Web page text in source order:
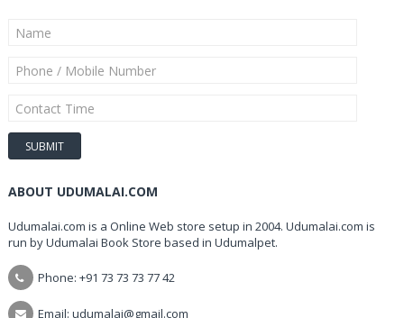
ABOUT UDUMALAI.COM
Udumalai.com is a Online Web store setup in 2004. Udumalai.com is
run by Udumalai Book Store based in Udumalpet.
Phone: +91 73 73 73 77 42
Email: udumalai@gmail.com